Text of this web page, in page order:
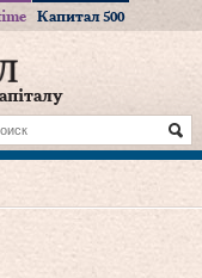
Капитал 500